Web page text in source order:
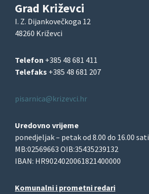
Grad Križevci
I. Z. Dijankovečkoga 12
48260 Križevci
Telefon +385 48 681 411
Telefaks +385 48 681 207
pisarnica@krizevci.hr
Uredovno vrijeme
ponedjeljak – petak od 8.00 do 16.00 sati
MB:02569663 OIB:35435239132
IBAN: HR9024020061821400000
Komunalni i prometni redari